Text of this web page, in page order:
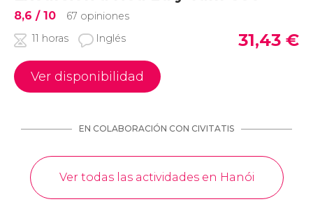
8,6 / 10
67 opiniones
11 horas
Inglés 31,43 €
Ver disponibilidad
EN COLABORACIÓN CON CIVITATIS
Ver todas las actividades en Hanói